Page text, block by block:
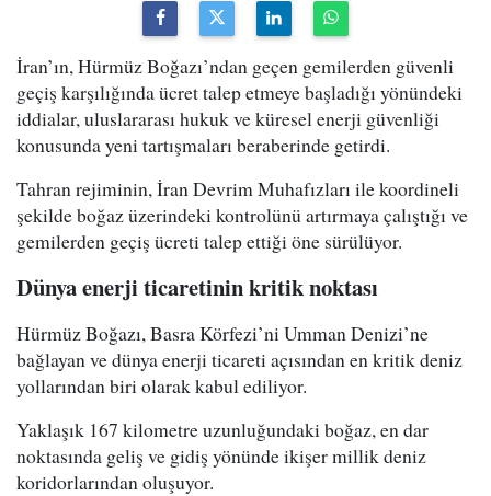
İran’ın, Hürmüz Boğazı’ndan geçen gemilerden güvenli
geçiş karşılığında ücret talep etmeye başladığı yönündeki
iddialar, uluslararası hukuk ve küresel enerji güvenliği
konusunda yeni tartışmaları beraberinde getirdi.
Tahran rejiminin, İran Devrim Muhafızları ile koordineli
şekilde boğaz üzerindeki kontrolünü artırmaya çalıştığı ve
gemilerden geçiş ücreti talep ettiği öne sürülüyor.
Dünya enerji ticaretinin kritik noktası
Hürmüz Boğazı, Basra Körfezi’ni Umman Denizi’ne
bağlayan ve dünya enerji ticareti açısından en kritik deniz
yollarından biri olarak kabul ediliyor.
Yaklaşık 167 kilometre uzunluğundaki boğaz, en dar
noktasında geliş ve gidiş yönünde ikişer millik deniz
koridorlarından oluşuyor.